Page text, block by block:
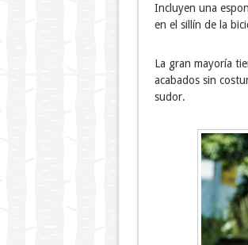
Incluyen una
en el sillín de la
La gran mayoría
acabados sin
sudor.